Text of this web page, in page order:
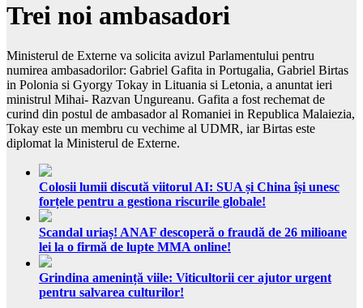
Trei noi ambasadori
Ministerul de Externe va solicita avizul Parlamentului pentru
numirea ambasadorilor: Gabriel Gafita in Portugalia, Gabriel Birtas
in Polonia si Gyorgy Tokay in Lituania si Letonia, a anuntat ieri
ministrul Mihai- Razvan Ungureanu. Gafita a fost rechemat de
curind din postul de ambasador al Romaniei in Republica Malaiezia,
Tokay este un membru cu vechime al UDMR, iar Birtas este
diplomat la Ministerul de Externe.
Colosii lumii discută viitorul AI: SUA și China își unesc
forțele pentru a gestiona riscurile globale!
Scandal uriaș! ANAF descoperă o fraudă de 26 milioane
lei la o firmă de lupte MMA online!
Grindina amenință viile: Viticultorii cer ajutor urgent
pentru salvarea culturilor!